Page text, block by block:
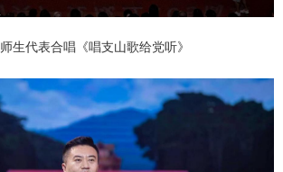
师生代表合唱《唱支山歌给党听》